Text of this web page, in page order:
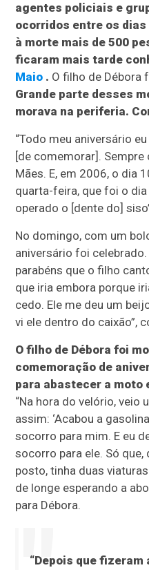
agentes policiais e
ocorridos entre os dias
à morte mais de 500
ficaram mais tarde
Maio . O filho de Débora
Grande parte desses
morava na periferia.
“Todo meu aniversário
[de comemorar].
Mães. E, em 2006, o dia
quarta-feira, que foi o
operado o [dente do]
No domingo, com um
aniversário foi
parabéns que o filho
que iria embora porque
cedo. Ele me deu um
vi ele dentro do caixão”,
O filho de Débora foi
comemoração de
para abastecer a moto
“Na hora do velório, veio
assim: ‘Acabou a
socorro para mim. E eu
socorro para ele. Só que,
posto, tinha duas
de longe esperando a
para Débora.
“Depois que fizeram